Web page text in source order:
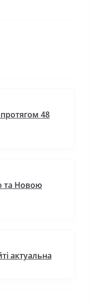
48
та Новою
актуальна